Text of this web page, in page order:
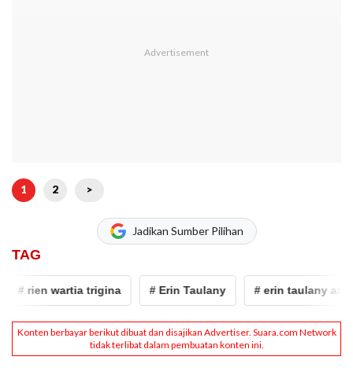
1 2 >
Jadikan Sumber Pilihan
TAG
# rien wartia trigina # Erin Taulany # erin taulany aniaya